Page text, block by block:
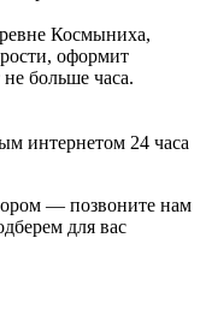
Космыниха,
оформит
больше часа.
интернетом 24 часа
— позвоните нам
для вас